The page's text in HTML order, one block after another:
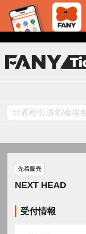
先着販売
NEXT HEAD
受付情報